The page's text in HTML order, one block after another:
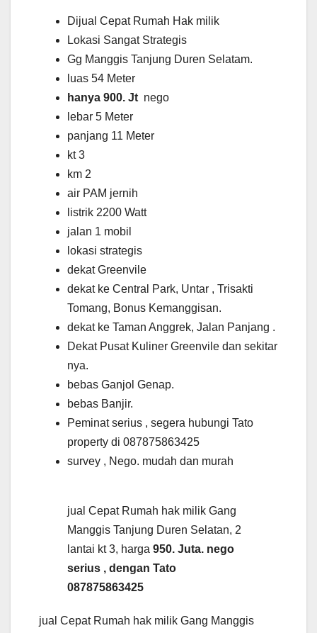
Dijual Cepat Rumah Hak milik
Lokasi Sangat Strategis
Gg Manggis Tanjung Duren Selatam.
luas 54 Meter
hanya 900. Jt nego
lebar 5 Meter
panjang 11 Meter
kt 3
km 2
air PAM jernih
listrik 2200 Watt
jalan 1 mobil
lokasi strategis
dekat Greenvile
dekat ke Central Park, Untar , Trisakti
Tomang, Bonus Kemanggisan.
dekat ke Taman Anggrek, Jalan Panjang .
Dekat Pusat Kuliner Greenvile dan sekitar
nya.
bebas Ganjol Genap.
bebas Banjir.
Peminat serius , segera hubungi Tato
property di 087875863425
survey , Nego. mudah dan murah
jual Cepat Rumah hak milik Gang
Manggis Tanjung Duren Selatan, 2
lantai kt 3, harga 950. Juta. nego
serius , dengan Tato
087875863425
jual Cepat Rumah hak milik Gang Manggis